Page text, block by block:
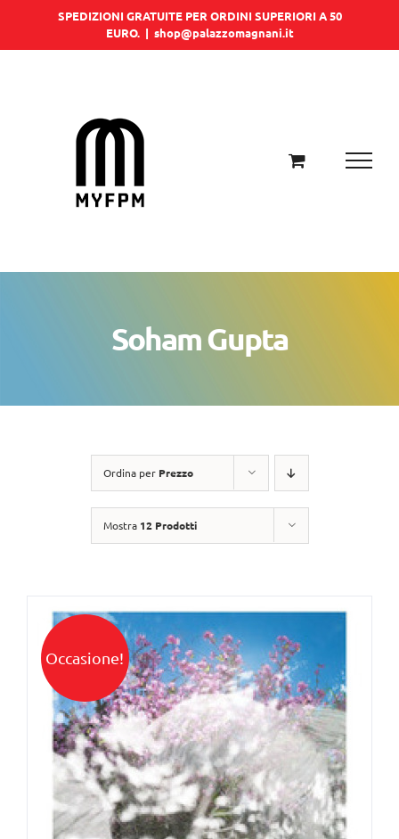
SPEDIZIONI GRATUITE PER ORDINI SUPERIORI A 50
EURO. | shop@palazzomagnani.it
Soham Gupta
Ordina per Prezzo
Mostra 12 Prodotti
Occasione!